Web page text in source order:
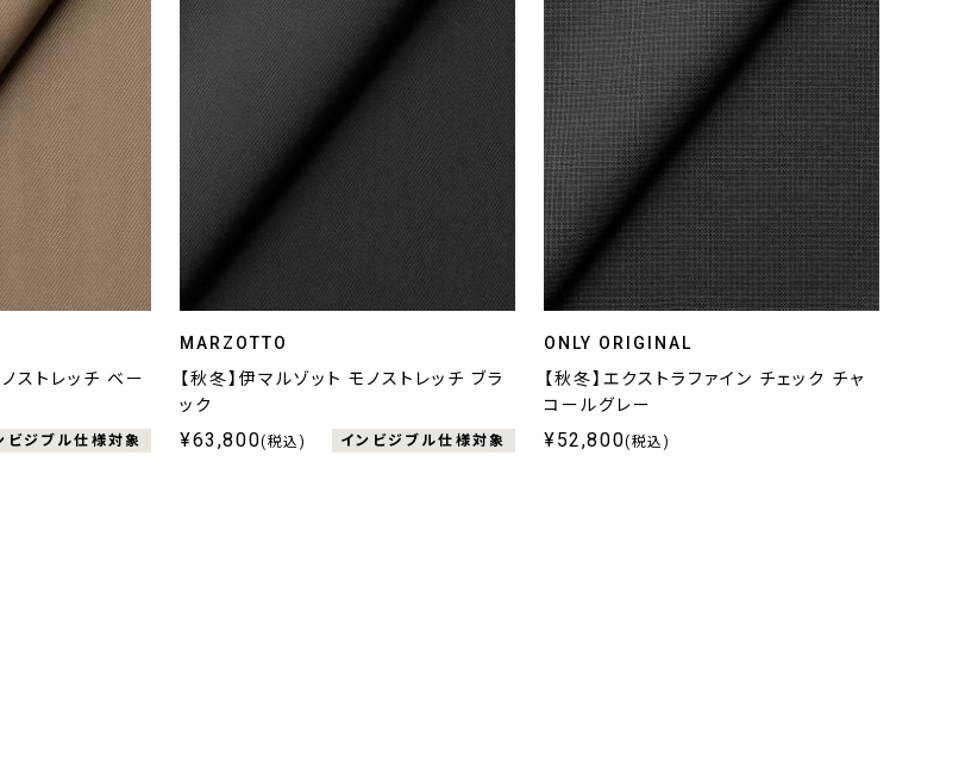
ストレッチ ベー
ビジブル仕様対象
MARZOTTO
【秋冬】伊マルゾット モノストレッチ ブラ
ック
¥63,800(税込) インビジブル仕様対象
ONLY ORIGINAL
【秋冬】エクストラファイン チェック チャ
コールグレー
¥52,800(税込)